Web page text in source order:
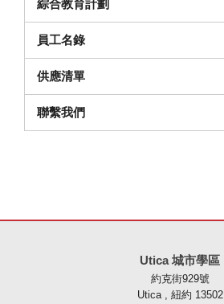
綜合教育計劃
員工名錄
供應清單（在新視窗中打開）
聯繫我們
Utica 城市學區
約克街929號
Utica , 紐約 13502